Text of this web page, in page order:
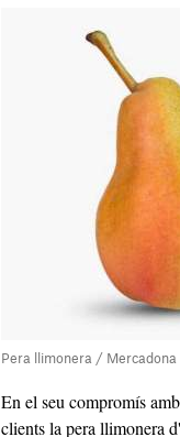
Pera llimonera / Mercadona
En el seu compromís
clients la pera llimonera